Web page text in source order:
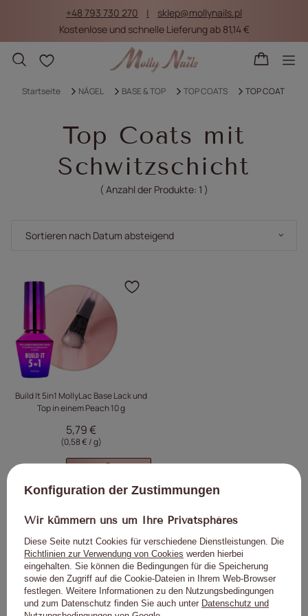
+48 793 730 270
sklep@mollynails.pl
Kostenlose und schnelle Lieferung ab 81,14 €
Einkaufslisten
Startseite NÄGEL BASE & TOP TOP COATS TOP COAT
Top Coats mit
Schwitzschicht
( Anzahl der Produkte: 1 )
Sortierung ändern
Sortieren nach Datum absteigend
Build It 5in1 MollyLac Base Lack und
Top in einem Peach 10 g
5,79 €
(0,58 € / g)
Klicken Sie, um das
Wir empfehlen
Klicken Sie, um das
Konfiguration der Zustimmungen
Wir kümmern uns um Ihre Privatsphäres
Diese Seite nutzt Cookies für verschiedene Dienstleistungen. Die
Richtlinien zur Verwendung von Cookies werden hierbei
eingehalten. Sie können die Bedingungen für die Speicherung
sowie den Zugriff auf die Cookie-Dateien in Ihrem Web-Browser
festlegen. Weitere Informationen zu den Nutzungsbedingungen
und zum Datenschutz finden Sie auch unter Datenschutz und